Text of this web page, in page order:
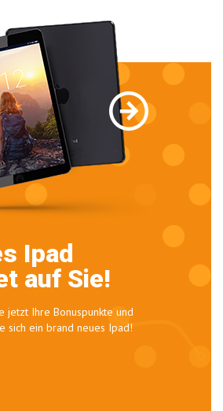
Ipad
auf Sie!
jetzt Ihre Bonuspunkte und
sich ein brand neues Ipad!